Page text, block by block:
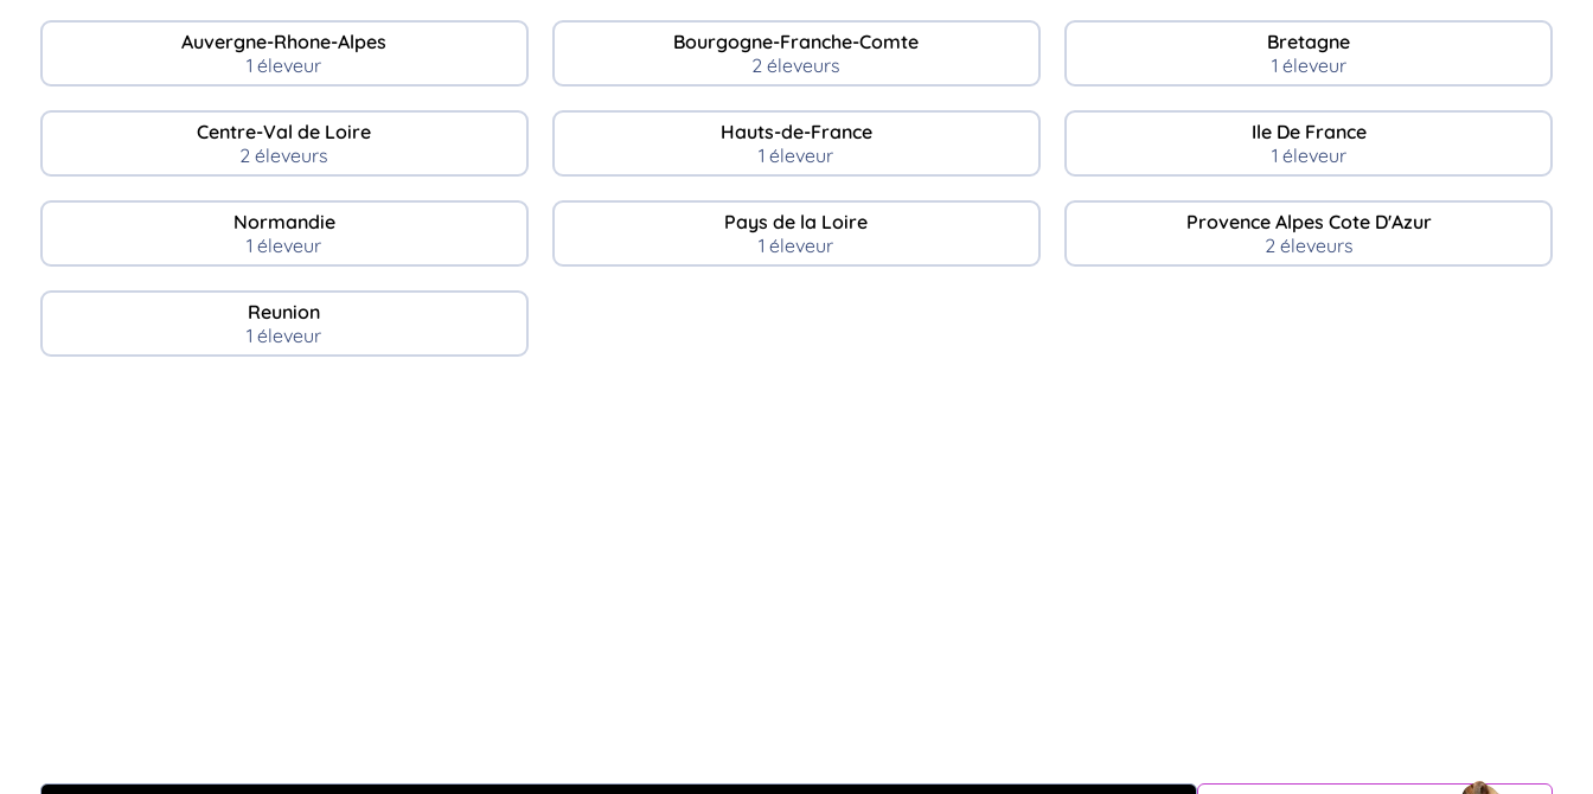
Auvergne-Rhone-Alpes
1 éleveur
Bourgogne-Franche-Comte
2 éleveurs
Bretagne
1 éleveur
Centre-Val de Loire
2 éleveurs
Hauts-de-France
1 éleveur
Ile De France
1 éleveur
Normandie
1 éleveur
Pays de la Loire
1 éleveur
Provence Alpes Cote D'Azur
2 éleveurs
Reunion
1 éleveur